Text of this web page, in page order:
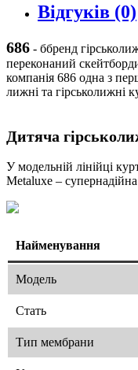
Відгуків (0)
686 - ббренд
переконаний
компанія 686 одна з
лижні та гірськолижні
Дитяча
У модельній лінійці
Metaluxe –
Найменування
Модель
Стать
Тип мембрани